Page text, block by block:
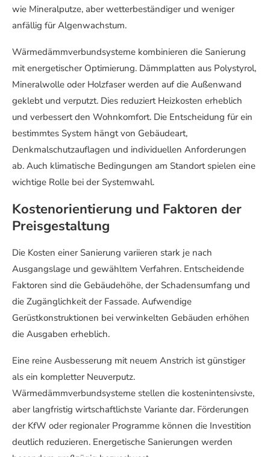
wie Mineralputze, aber wetterbeständiger und weniger
anfällig für Algenwachstum.
Wärmedämmverbundsysteme kombinieren die Sanierung
mit energetischer Optimierung. Dämmplatten aus Polystyrol,
Mineralwolle oder Holzfaser werden auf die Außenwand
geklebt und verputzt. Dies reduziert Heizkosten erheblich
und verbessert den Wohnkomfort. Die Entscheidung für ein
bestimmtes System hängt von Gebäudeart,
Denkmalschutzauflagen und individuellen Anforderungen
ab. Auch klimatische Bedingungen am Standort spielen eine
wichtige Rolle bei der Systemwahl.
Kostenorientierung und Faktoren der
Preisgestaltung
Die Kosten einer Sanierung variieren stark je nach
Ausgangslage und gewähltem Verfahren. Entscheidende
Faktoren sind die Gebäudehöhe, der Schadensumfang und
die Zugänglichkeit der Fassade. Aufwendige
Gerüstkonstruktionen bei verwinkelten Gebäuden erhöhen
die Ausgaben erheblich.
Eine reine Ausbesserung mit neuem Anstrich ist günstiger
als ein kompletter Neuverputz.
Wärmedämmverbundsysteme stellen die kostenintensivste,
aber langfristig wirtschaftlichste Variante dar. Förderungen
der KfW oder regionaler Programme können die Investition
deutlich reduzieren. Energetische Sanierungen werden